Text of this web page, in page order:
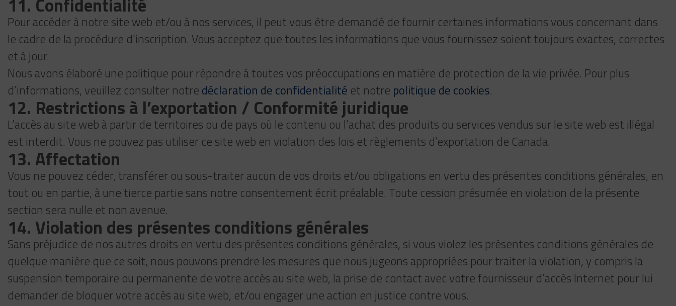
Pour accéder à notre site web et/ou à nos services, il peut vous être demandé de fournir certaines informations vous concernant dans
le cadre de la procédure d’inscription. Vous acceptez que toutes les informations que vous fournissez soient toujours exactes, correctes
et à jour.
Nous avons élaboré une politique pour répondre à toutes vos préoccupations en matière de protection de la vie privée. Pour plus
d’informations, veuillez consulter notre déclaration de confidentialité et notre politique de cookies.
12. Restrictions à l’exportation / Conformité juridique
L’accès au site web à partir de territoires ou de pays où le contenu ou l’achat des produits ou services vendus sur le site web est illégal
est interdit. Vous ne pouvez pas utiliser ce site web en violation des lois et règlements d’exportation de Canada.
13. Affectation
Vous ne pouvez céder, transférer ou sous-traiter aucun de vos droits et/ou obligations en vertu des présentes conditions générales, en
tout ou en partie, à une tierce partie sans notre consentement écrit préalable. Toute cession présumée en violation de la présente
section sera nulle et non avenue.
14. Violation des présentes conditions générales
Sans préjudice de nos autres droits en vertu des présentes conditions générales, si vous violez les présentes conditions générales de
quelque manière que ce soit, nous pouvons prendre les mesures que nous jugeons appropriées pour traiter la violation, y compris la
suspension temporaire ou permanente de votre accès au site web, la prise de contact avec votre fournisseur d’accès Internet pour lui
demander de bloquer votre accès au site web, et/ou engager une action en justice contre vous.